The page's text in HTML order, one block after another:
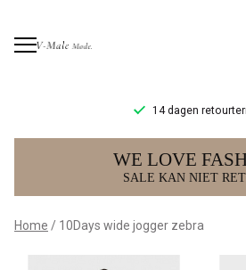
14 dagen
10Days
wide
jogger
WE LOVE
SALE KAN NIET
Home 10Days wide jogger zebra